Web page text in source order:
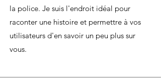
la police. Je suis l'endroit idéal pour
raconter une histoire et permettre à vos
utilisateurs d'en savoir un peu plus sur
vous.